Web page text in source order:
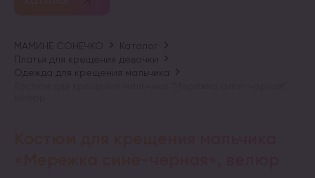
МАМИНЕ СОНЕЧКО
Каталог
Платья для крещения девочки
Одежда для крещения мальчика